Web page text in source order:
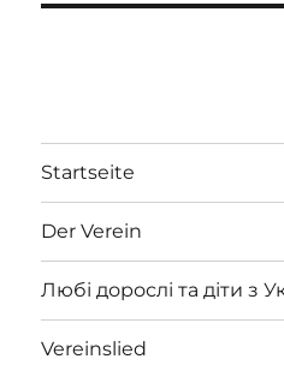
Startseite
Der Verein
Любі дорослі та діти з
Vereinslied